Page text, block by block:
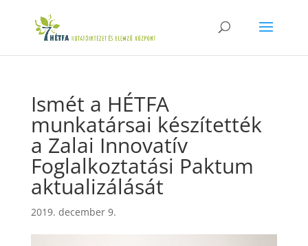
Ismét a HÉTFA
munkatársai készítették
a Zalai Innovatív
Foglalkoztatási Paktum
aktualizálását
2019. december 9.